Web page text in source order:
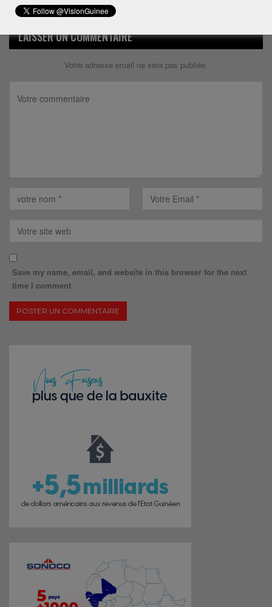
LAISSER UN COMMENTAIRE
Votre adresse email ne sera pas publiée.
Save my name, email, and website in this browser for the next
time I comment.